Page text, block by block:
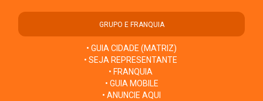
GRUPO E FRANQUIA
• GUIA CIDADE (MATRIZ)
• SEJA REPRESENTANTE
• FRANQUIA
• GUIA MOBILE
• ANUNCIE AQUI